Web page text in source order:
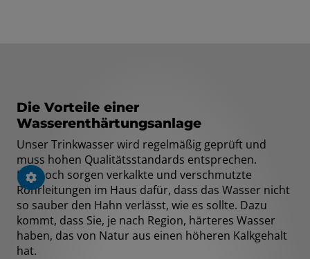
Die Vorteile einer
Wasserenthärtungsanlage
Unser Trinkwasser wird regelmäßig geprüft und
muss hohen Qualitätsstandards entsprechen.
Dennoch sorgen verkalkte und verschmutzte
Rohrleitungen im Haus dafür, dass das Wasser nicht
so sauber den Hahn verlässt, wie es sollte. Dazu
kommt, dass Sie, je nach Region, härteres Wasser
haben, das von Natur aus einen höheren Kalkgehalt
hat.